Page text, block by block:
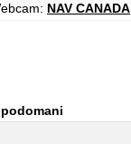
NAV CANADA